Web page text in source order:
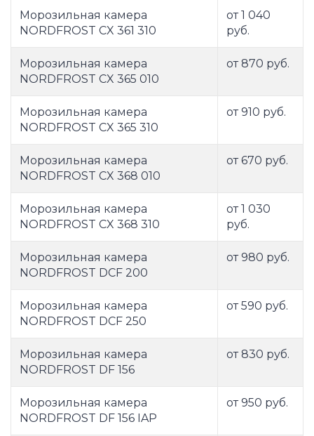
Морозильная камера
NORDFROST CX 361 310
от 1 040
руб.
Морозильная камера
NORDFROST CX 365 010
от 870 руб.
Морозильная камера
NORDFROST CX 365 310
от 910 руб.
Морозильная камера
NORDFROST CX 368 010
от 670 руб.
Морозильная камера
NORDFROST CX 368 310
от 1 030
руб.
Морозильная камера
NORDFROST DCF 200
от 980 руб.
Морозильная камера
NORDFROST DCF 250
от 590 руб.
Морозильная камера
NORDFROST DF 156
от 830 руб.
Морозильная камера
NORDFROST DF 156 IAP
от 950 руб.